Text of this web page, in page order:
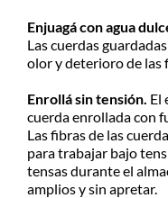
Enjuagá con agua
Las cuerdas
olor y deterioro de las
Enrollá sin tensión. El
cuerda enrollada con
Las fibras de las
para trabajar bajo
tensas durante el
amplios y sin apretar.